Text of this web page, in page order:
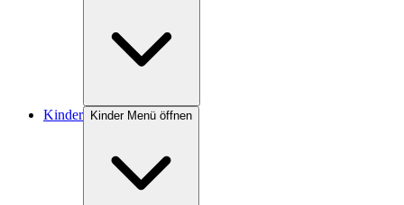
Kinder Kinder Menü öffnen